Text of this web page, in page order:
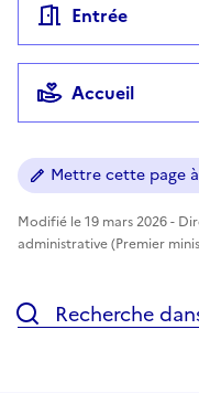
Entrée
Accueil
Mettre cette page
Modifié le 19 mars 2026 -
administrative (Premier
Recherche